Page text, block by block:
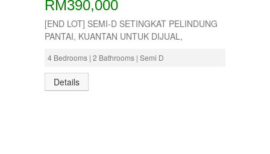
RM390,000
[END LOT] SEMI-D SETINGKAT PELINDUNG
PANTAI, KUANTAN UNTUK DIJUAL,
4 Bedrooms | 2 Bathrooms | Semi D
Details